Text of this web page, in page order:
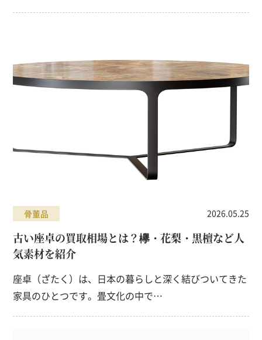
骨董品 2026.05.25
古い座卓の買取相場とは？欅・花梨・黒檀など人
気素材を紹介
座卓（ざたく）は、日本の暮らしと深く結びついてきた
家具のひとつです。畳文化の中で…